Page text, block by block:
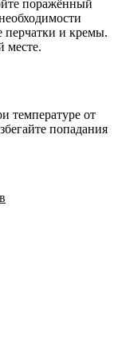
поражённый
перчатки и кремы.
месте.
температуре от
попадания